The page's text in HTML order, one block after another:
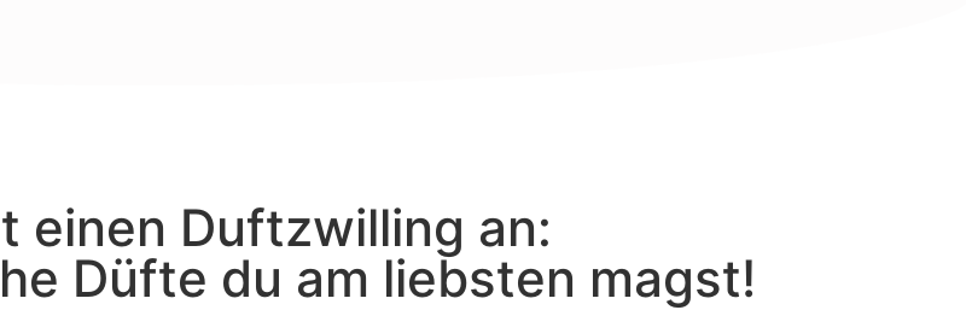
einen Duftzwilling an:
Düfte du am liebsten magst!